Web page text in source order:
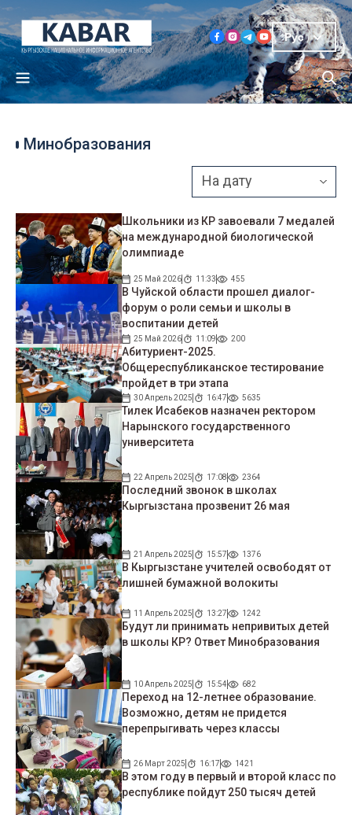
Рус
Минобразования
Школьники из КР завоевали 7 медалей
на международной биологической
олимпиаде
25 Май 2026 11:33 455
В Чуйской области прошел диалог-
форум о роли семьи и школы в
воспитании детей
25 Май 2026 11:09 200
Абитуриент-2025.
Общереспубликанское тестирование
пройдет в три этапа
30 Апрель 2025 16:47 5635
Тилек Исабеков назначен ректором
Нарынского государственного
университета
22 Апрель 2025 17:08 2364
Последний звонок в школах
Кыргызстана прозвенит 26 мая
21 Апрель 2025 15:57 1376
В Кыргызстане учителей освободят от
лишней бумажной волокиты
11 Апрель 2025 13:27 1242
Будут ли принимать непривитых детей
в школы КР? Ответ Минобразования
10 Апрель 2025 15:54 682
Переход на 12-летнее образование.
Возможно, детям не придется
перепрыгивать через классы
26 Март 2025 16:17 1421
В этом году в первый и второй класс по
республике пойдут 250 тысяч детей